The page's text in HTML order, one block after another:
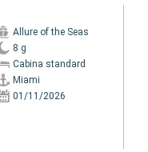
Allure of the Seas
8 g
Cabina standard
Miami
01/11/2026